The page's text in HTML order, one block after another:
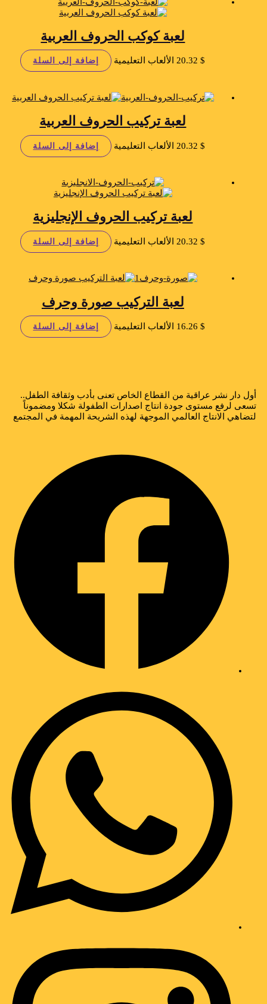
لعبة كوكب الحروف العربية
الألعاب التعليمية إضافة إلى السلة
لعبة تركيب الحروف العربية
الألعاب التعليمية إضافة إلى السلة
لعبة تركيب الحروف الإنجليزية
الألعاب التعليمية إضافة إلى السلة
لعبة التركيب صورة وحرف
الألعاب التعليمية إضافة إلى السلة
أول دار نشر عراقية من القطاع الخاص تعنى بأدب وثقافة الطفل..
تسعى لرفع مستوى جودة انتاج اصدارات الطفولة شكلا ومضموناً
لتضاهي الانتاج العالمي الموجهة لهذه الشريحة المهمة في المجتمع